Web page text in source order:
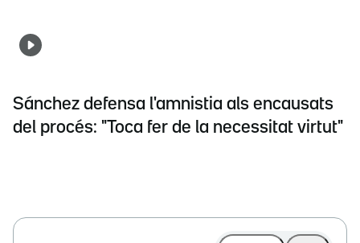
Sánchez defensa l'amnistia als encausats
del procés: "Toca fer de la necessitat virtut"